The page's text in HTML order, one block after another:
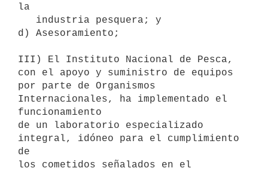
la
d) Asesoramiento;
III) El Instituto Nacional de Pesca,
con el apoyo y suministro de equipos
por parte de Organismos
Internacionales, ha implementado el
funcionamiento
de un laboratorio especializado
integral, idóneo para el cumplimiento
de
los cometidos señalados en el